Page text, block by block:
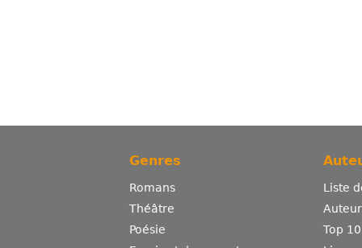
Genres
Romans
Théâtre
Poésie
Liste
Top